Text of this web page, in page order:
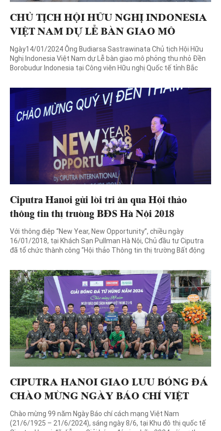
CHỦ TỊCH HỘI HỮU NGHỊ INDONESIA
VIỆT NAM DỰ LỄ BÀN GIAO MÔ
PHỎNG ĐỀN BOROBUDUR
(INDONESIA)
Ngày14/01/2024 Ông Budiarsa Sastrawinata Chủ tịch Hội Hữu
Nghị Indonesia Việt Nam dự Lễ bàn giao mô phỏng thu nhỏ Đền
Borobudur Indonesia tại Công viên Hữu nghị Quốc tế tỉnh Bắc
Jailani – Thứ trưởng Ngoại giao Indonesia (Vị trí: thứ […]
Ciputra Hanoi gửi lời tri ân qua Hội thảo
thông tin thị trường BĐS Hà Nội 2018
Với thông điệp “New Year, New Opportunity”, chiều ngày
16/01/2018, tại Khách Sạn Pullman Hà Nội, Chủ đầu tư Ciputra
đã tổ chức thành công “Hội thảo Thông tin thị trường Bất động
Quý đối tác. Ông David Arnsdoff – […]
CIPUTRA HANOI GIAO LƯU BÓNG ĐÁ
CHÀO MỪNG NGÀY BÁO CHÍ VIỆT
NAM
Chào mừng 99 năm Ngày Báo chí cách mạng Việt Nam
(21/6/1925 – 21/6/2024), sáng ngày 8/6, tại Khu đô thị quốc tế